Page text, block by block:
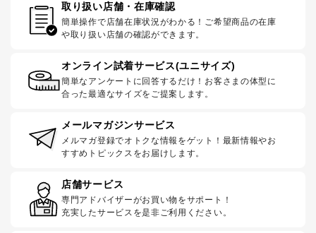
取り扱い店舗・在庫確認
簡単操作で店舗在庫状況がわかる！ご希望商品の在庫
や取り扱い店舗の確認ができます。
オンライン試着サービス(ユニサイズ)
簡単なアンケートに回答するだけ！お客さまの体型に
合った最適なサイズをご提案します。
メールマガジンサービス
メルマガ登録でオトクな情報をゲット！最新情報やお
すすめトピックスをお届けします。
店舗サービス
専門アドバイザーがお買い物をサポート！
充実したサービスを是非ご利用ください。